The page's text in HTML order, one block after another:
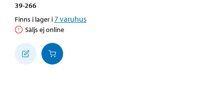
39-266
Finns i lager i7varuhus
Säljs ej online